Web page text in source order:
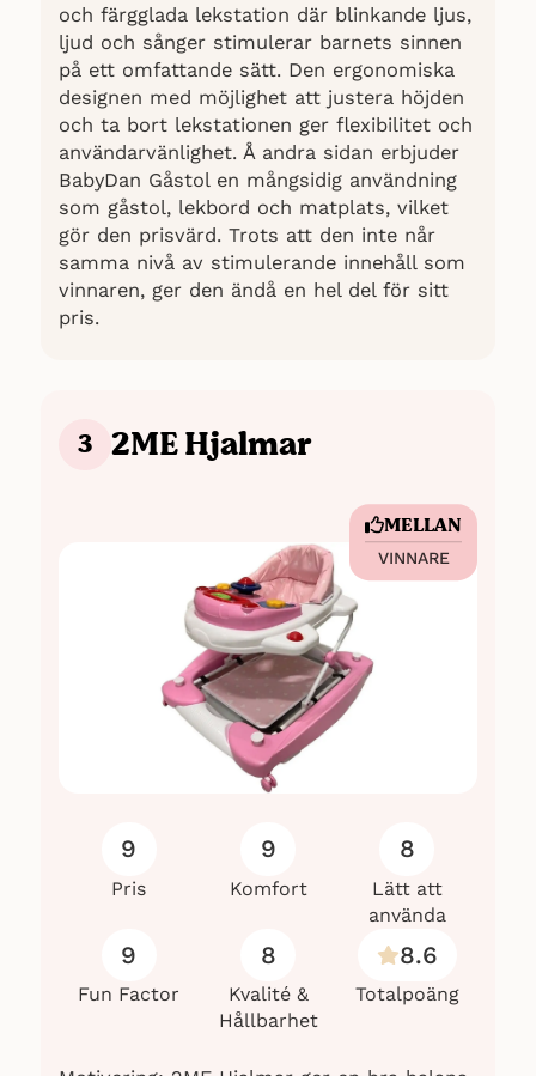
och färgglada lekstation där blinkande ljus,
ljud och sånger stimulerar barnets sinnen
på ett omfattande sätt. Den ergonomiska
designen med möjlighet att justera höjden
och ta bort lekstationen ger flexibilitet och
användarvänlighet. Å andra sidan erbjuder
BabyDan Gåstol en mångsidig användning
som gåstol, lekbord och matplats, vilket
gör den prisvärd. Trots att den inte når
samma nivå av stimulerande innehåll som
vinnaren, ger den ändå en hel del för sitt
pris.
3 2ME Hjalmar
MELLAN
VINNARE
9
Pris
9
Komfort
8
Lätt att
använda
9
Fun Factor
8
Kvalité &
Hållbarhet
8.6
Totalpoäng